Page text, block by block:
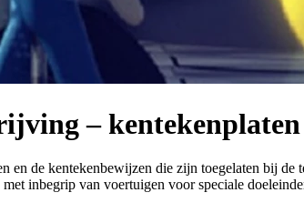
–
en de kentekenbewijzen die zijn toegelaten bij
inbegrip van voertuigen voor speciale